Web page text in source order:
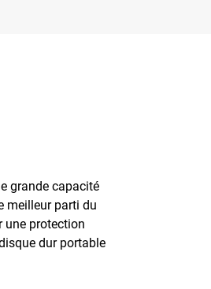
grande capacité
meilleur parti du
une protection
dur portable